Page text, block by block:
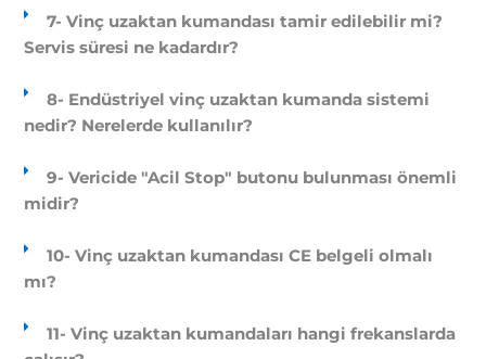
7- Vinç uzaktan kumandası tamir edilebilir mi?
Servis süresi ne kadardır?
8- Endüstriyel vinç uzaktan kumanda sistemi
nedir? Nerelerde kullanılır?
9- Vericide "Acil Stop" butonu bulunması önemli
midir?
10- Vinç uzaktan kumandası CE belgeli olmalı
mı?
11- Vinç uzaktan kumandaları hangi frekanslarda